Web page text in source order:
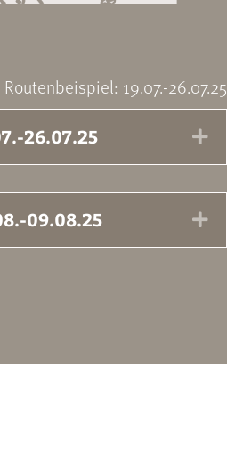
Routenbeispiel: 19.07.-26.07.25
26.07.25
09.08.25